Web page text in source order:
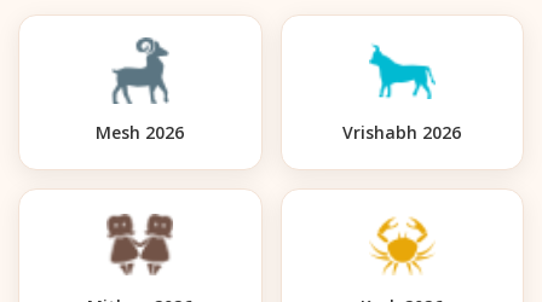
Mesh 2026 Vrishabh 2026